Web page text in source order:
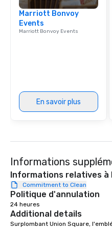
Marriott Bonvoy
Events
Marriott Bonvoy Events
En savoir plus
Informations
Informations relatives à
Commitment to Clean
Politique d'annulation
24 heures
Additional details
Surplombant Union Square,